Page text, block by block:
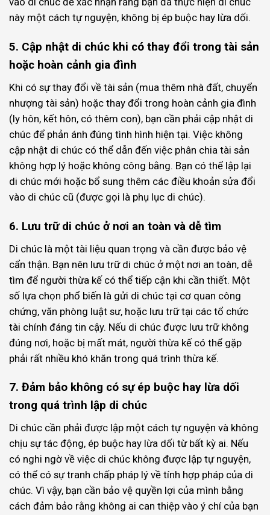
này một cách tự nguyện, không bị ép buộc hay lừa dối.
5. Cập nhật di chúc khi có thay đổi trong tài sản
hoặc hoàn cảnh gia đình
Khi có sự thay đổi về tài sản (mua thêm nhà đất, chuyển
nhượng tài sản) hoặc thay đổi trong hoàn cảnh gia đình
(ly hôn, kết hôn, có thêm con), bạn cần phải cập nhật di
chúc để phản ánh đúng tình hình hiện tại. Việc không
cập nhật di chúc có thể dẫn đến việc phân chia tài sản
không hợp lý hoặc không công bằng. Bạn có thể lập lại
di chúc mới hoặc bổ sung thêm các điều khoản sửa đổi
vào di chúc cũ (được gọi là phụ lục di chúc).
6. Lưu trữ di chúc ở nơi an toàn và dễ tìm
Di chúc là một tài liệu quan trọng và cần được bảo vệ
cẩn thận. Bạn nên lưu trữ di chúc ở một nơi an toàn, dễ
tìm để người thừa kế có thể tiếp cận khi cần thiết. Một
số lựa chọn phổ biến là gửi di chúc tại cơ quan công
chứng, văn phòng luật sư, hoặc lưu trữ tại các tổ chức
tài chính đáng tin cậy. Nếu di chúc được lưu trữ không
đúng nơi, hoặc bị mất mát, người thừa kế có thể gặp
phải rất nhiều khó khăn trong quá trình thừa kế.
7. Đảm bảo không có sự ép buộc hay lừa dối
trong quá trình lập di chúc
Di chúc cần phải được lập một cách tự nguyện và không
chịu sự tác động, ép buộc hay lừa dối từ bất kỳ ai. Nếu
có nghi ngờ về việc di chúc không được lập tự nguyện,
có thể có sự tranh chấp pháp lý về tính hợp pháp của di
chúc. Vì vậy, bạn cần bảo vệ quyền lợi của mình bằng
cách đảm bảo rằng không ai can thiệp vào ý chí của bạn